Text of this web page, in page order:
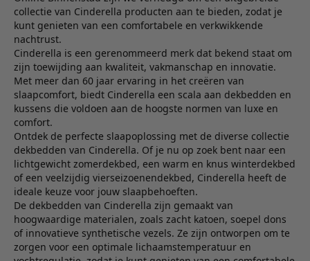
collectie van Cinderella producten aan te bieden, zodat je
kunt genieten van een comfortabele en verkwikkende
nachtrust.
Cinderella is een gerenommeerd merk dat bekend staat om
zijn toewijding aan kwaliteit, vakmanschap en innovatie.
Met meer dan 60 jaar ervaring in het creëren van
slaapcomfort, biedt Cinderella een scala aan dekbedden en
kussens die voldoen aan de hoogste normen van luxe en
comfort.
Ontdek de perfecte slaapoplossing met de diverse collectie
dekbedden van Cinderella. Of je nu op zoek bent naar een
lichtgewicht zomerdekbed, een warm en knus winterdekbed
of een veelzijdig vierseizoenendekbed, Cinderella heeft de
ideale keuze voor jouw slaapbehoeften.
De dekbedden van Cinderella zijn gemaakt van
hoogwaardige materialen, zoals zacht katoen, soepel dons
of innovatieve synthetische vezels. Ze zijn ontworpen om te
zorgen voor een optimale lichaamstemperatuur en